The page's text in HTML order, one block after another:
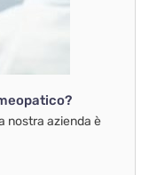
nostra azienda è